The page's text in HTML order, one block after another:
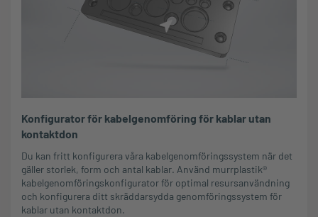
Konfigurator för kabelgenomföring för kablar utan
kontaktdon
Du kan fritt konfigurera våra kabelgenomföringssystem när det
gäller storlek, form och antal kablar. Använd murrplastik®
kabelgenomföringskonfigurator för optimal resursanvändning
och konfigurera ditt skräddarsydda genomföringssystem för
kablar utan kontaktdon.